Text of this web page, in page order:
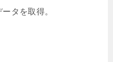
タを取得。